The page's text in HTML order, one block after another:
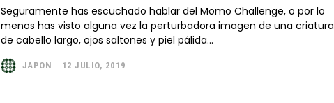
Seguramente has escuchado hablar del Momo Challenge, o por lo
menos has visto alguna vez la perturbadora imagen de una criatura
de cabello largo, ojos saltones y piel pálida...
JAPON - 12 JULIO, 2019